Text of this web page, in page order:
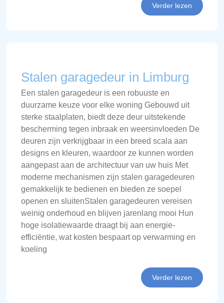
Verder lezen
Stalen garagedeur in Limburg
Een stalen garagedeur is een robuuste en
duurzame keuze voor elke woning Gebouwd uit
sterke staalplaten, biedt deze deur uitstekende
bescherming tegen inbraak en weersinvloeden De
deuren zijn verkrijgbaar in een breed scala aan
designs en kleuren, waardoor ze kunnen worden
aangepast aan de architectuur van uw huis Met
moderne mechanismen zijn stalen garagedeuren
gemakkelijk te bedienen en bieden ze soepel
openen en sluitenStalen garagedeuren vereisen
weinig onderhoud en blijven jarenlang mooi Hun
hoge isolatiewaarde draagt bij aan energie-
efficiëntie, wat kosten bespaart op verwarming en
koeling
Verder lezen